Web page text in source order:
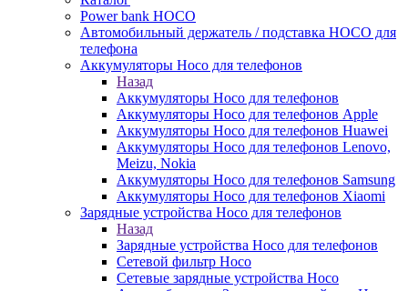
Power bank HOCO
Автомобильный держатель / подставка HOCO для
телефона
Аккумуляторы Hoco для телефонов
Назад
Аккумуляторы Hoco для телефонов
Аккумуляторы Hoco для телефонов Apple
Аккумуляторы Hoco для телефонов Huawei
Аккумуляторы Hoco для телефонов Lenovo,
Meizu, Nokia
Аккумуляторы Hoco для телефонов Samsung
Аккумуляторы Hoco для телефонов Xiaomi
Зарядные устройства Hoco для телефонов
Назад
Зарядные устройства Hoco для телефонов
Сетевой фильтр Hoco
Сетевые зарядные устройства Hoco